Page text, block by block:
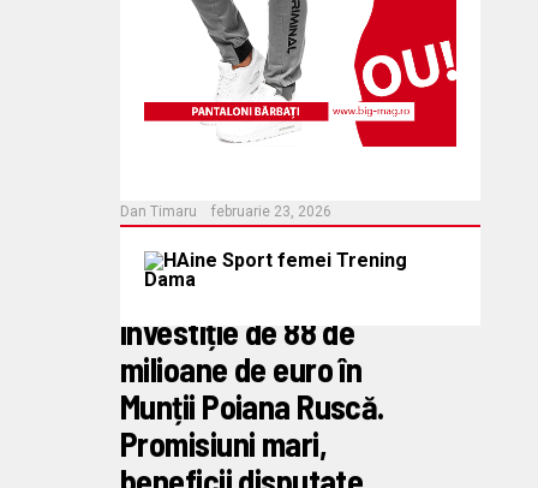
Reabilitare completă pe
DN59B: 15 kilometri
dintre Livezile și Deta,
modernizați în
Dan Timaru februarie 23, 2026
ECONOMIE
Drumul Marmurei,
investiție de 88 de
milioane de euro în
Munții Poiana Ruscă.
Promisiuni mari,